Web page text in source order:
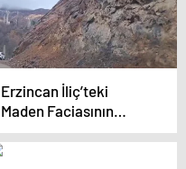
Duyurusunda Bulundu
Erzincan İliç’teki
Maden Faciasının
Ardından… Anagold’un
da Hisse Sahibi Olduğu